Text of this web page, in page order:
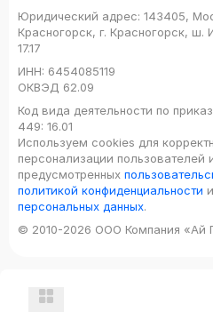
Юридический адрес: 143405,
Красногорск, г. Красногорск,
17.17
ИНН: 6454085119
ОКВЭД 62.09
Код вида деятельности по
449: 16.01
Используем cookies для
персонализации пользователей
предусмотренных
политикой конфиденциальности и
персональных данных.
© 2010-2026 ООО Компания «Ай